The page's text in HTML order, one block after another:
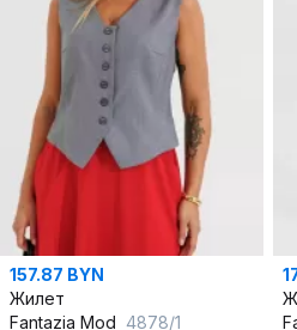
157.87 BYN
Жилет
Fantazia Mod 4878/1